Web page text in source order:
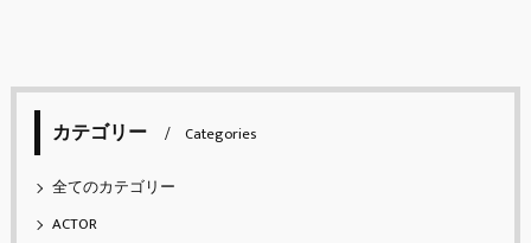
カテゴリー Categories
全てのカテゴリー
ACTOR